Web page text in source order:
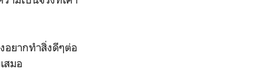
อยากทำสิ่งดีๆต่อ
สมอ